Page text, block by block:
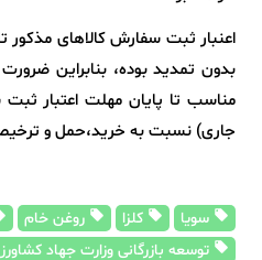
اعنبار ثبت سفارش کالاهای مذکور
بدون تمدید بوده، بنابراین ضرورت
مناسب تا پایان مهلت اعتبار
جاری) نسبت به خرید،حمل و
سویا کلزا روغن خام
توسعه بازرگانی وزارت جهاد